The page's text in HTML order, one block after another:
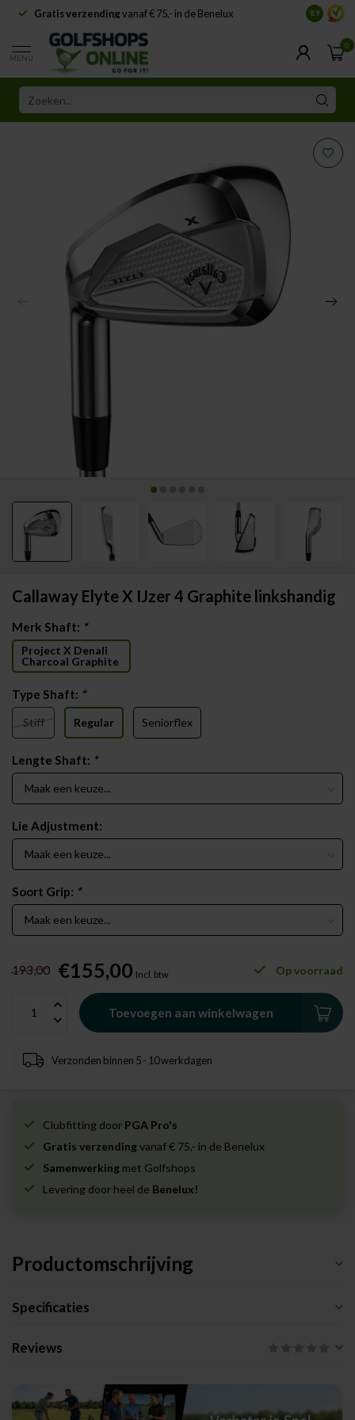
Gratis verzendingvanaf € 75,- in de Benelux 8.9
MENU
0
Callaway Elyte X IJzer 4 Graphite linkshandig
Merk Shaft: *
Project X Denali
Charcoal Graphite
Type Shaft: *
Stiff Regular Seniorflex
Lengte Shaft: *
Lie Adjustment:
Soort Grip: *
193,00 €155,00 Incl. btw Op voorraad
Toevoegen aan winkelwagen
Verzonden binnen 5 - 10 werkdagen
Clubfitting door PGA Pro's
Gratis verzendingvanaf € 75,- in de Benelux
Samenwerking met Golfshops
Levering door heel de Benelux!
Productomschrijving
Specificaties
Reviews